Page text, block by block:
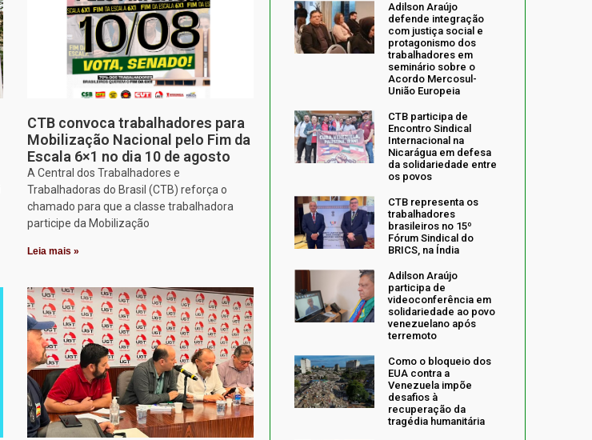
CTB convoca trabalhadores para
Mobilização Nacional pelo Fim da
Escala 6×1 no dia 10 de agosto
A Central dos Trabalhadores e
Trabalhadoras do Brasil (CTB) reforça o
chamado para que a classe trabalhadora
participe da Mobilização
Leia mais »
Adilson Araújo
defende integração
com justiça social e
protagonismo dos
trabalhadores em
seminário sobre o
Acordo Mercosul-
União Europeia
CTB participa de
Encontro Sindical
Internacional na
Nicarágua em defesa
da solidariedade entre
os povos
CTB representa os
trabalhadores
brasileiros no 15º
Fórum Sindical do
BRICS, na Índia
Adilson Araújo
participa de
videoconferência em
solidariedade ao povo
venezuelano após
terremoto
Como o bloqueio dos
EUA contra a
Venezuela impõe
desafios à
recuperação da
tragédia humanitária